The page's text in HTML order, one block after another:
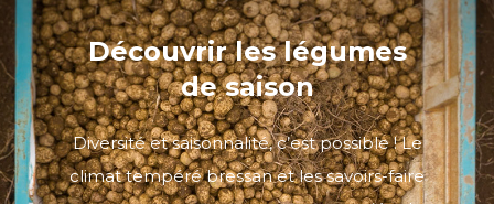
Découvrir les légumes
de saison
Diversité et saisonnalité, c’est possible ! Le
climat tempéré bressan et les savoirs-faire